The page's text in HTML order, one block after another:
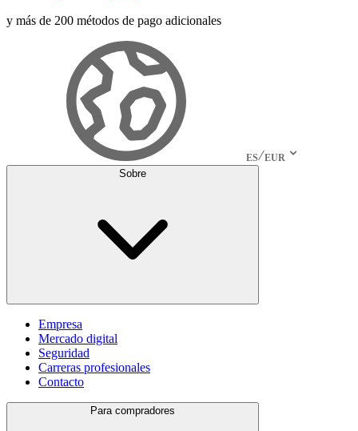
y más de 200 métodos de pago adicionales
ES EUR
Sobre
Empresa
Mercado digital
Seguridad
Carreras profesionales
Contacto
Para compradores